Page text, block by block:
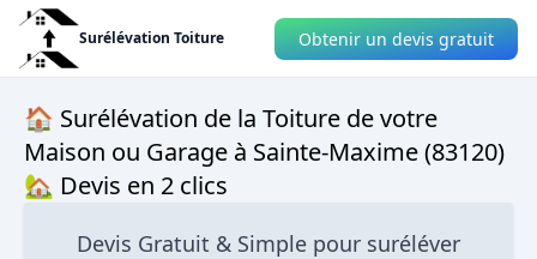
Surélévation Toiture Obtenir un devis gratuit
🏠 Surélévation de la Toiture de votre
Maison ou Garage à Sainte-Maxime (83120)
🏡 Devis en 2 clics
Devis Gratuit & Simple pour suréléver